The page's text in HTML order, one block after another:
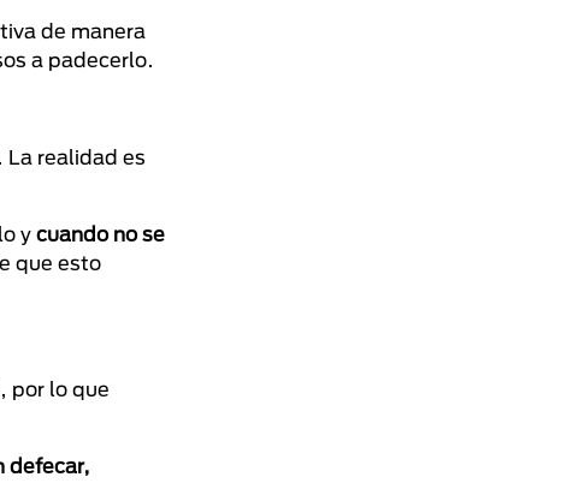
de manera
a padecerlo.
La realidad es
y cuando no se
que esto
, por lo que
defecar,